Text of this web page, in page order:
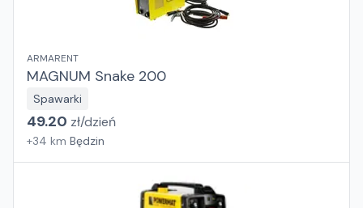
ARMARENT
MAGNUM Snake 200
Spawarki
49.20 zł/dzień
+34 km Będzin